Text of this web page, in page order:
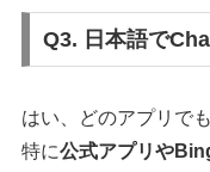
Q3. 日本語で
はい、どのアプリで
特に公式アプリや